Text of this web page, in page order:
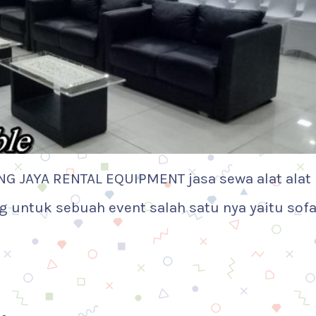
JAYA RENTAL EQUIPMENT jasa sewa alat alat
untuk sebuah event salah satu nya yaitu